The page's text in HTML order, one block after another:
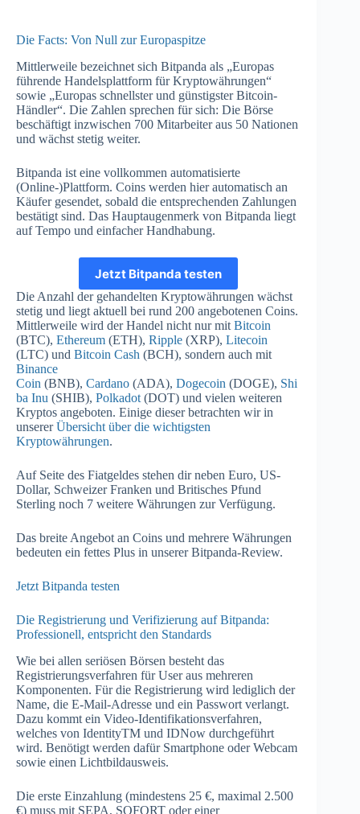
Die Facts: Von Null zur Europaspitze
Mittlerweile bezeichnet sich Bitpanda als „Europas
führende Handelsplattform für Kryptowährungen“
sowie „Europas schnellster und günstigster Bitcoin-
Händler“. Die Zahlen sprechen für sich: Die Börse
beschäftigt inzwischen 700 Mitarbeiter aus 50 Nationen
und wächst stetig weiter.
Bitpanda ist eine vollkommen automatisierte
(Online-)Plattform. Coins werden hier automatisch an
Käufer gesendet, sobald die entsprechenden Zahlungen
bestätigt sind. Das Hauptaugenmerk von Bitpanda liegt
auf Tempo und einfacher Handhabung.
Jetzt Bitpanda testen
Die Anzahl der gehandelten Kryptowährungen wächst
stetig und liegt aktuell bei rund 200 angebotenen Coins.
Mittlerweile wird der Handel nicht nur mit Bitcoin
(BTC), Ethereum (ETH), Ripple (XRP), Litecoin
(LTC) und Bitcoin Cash (BCH), sondern auch mit
Binance
Coin (BNB), Cardano (ADA), Dogecoin (DOGE), Shi
ba Inu (SHIB), Polkadot (DOT) und vielen weiteren
Kryptos angeboten. Einige dieser betrachten wir in
unsererÜbersicht über die wichtigsten
Kryptowährungen.
Auf Seite des Fiatgeldes stehen dir neben Euro, US-
Dollar, Schweizer Franken und Britisches Pfund
Sterling noch 7 weitere Währungen zur Verfügung.
Das breite Angebot an Coins und mehrere Währungen
bedeuten ein fettes Plus in unserer Bitpanda-Review.
Jetzt Bitpanda testen
Die Registrierung und Verifizierung auf Bitpanda:
Professionell, entspricht den Standards
Wie bei allen seriösen Börsen besteht das
Registrierungsverfahren für User aus mehreren
Komponenten. Für die Registrierung wird lediglich der
Name, die E-Mail-Adresse und ein Passwort verlangt.
Dazu kommt ein Video-Identifikationsverfahren,
welches von IdentityTM und IDNow durchgeführt
wird. Benötigt werden dafür Smartphone oder Webcam
sowie einen Lichtbildausweis.
Die erste Einzahlung (mindestens 25 €, maximal 2.500
€) muss mit SEPA, SOFORT oder einer